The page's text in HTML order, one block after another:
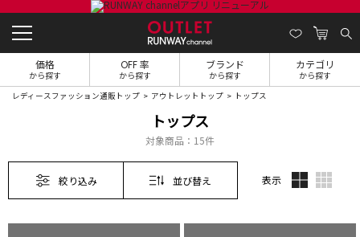
価格
から探す
OFF 率
から探す
ブランド
から探す
カテゴリ
から探す
レディースファッション通販トップ アウトレットトップ トップス
トップス
対象商品： 15件
絞り込み 並び替え 表示